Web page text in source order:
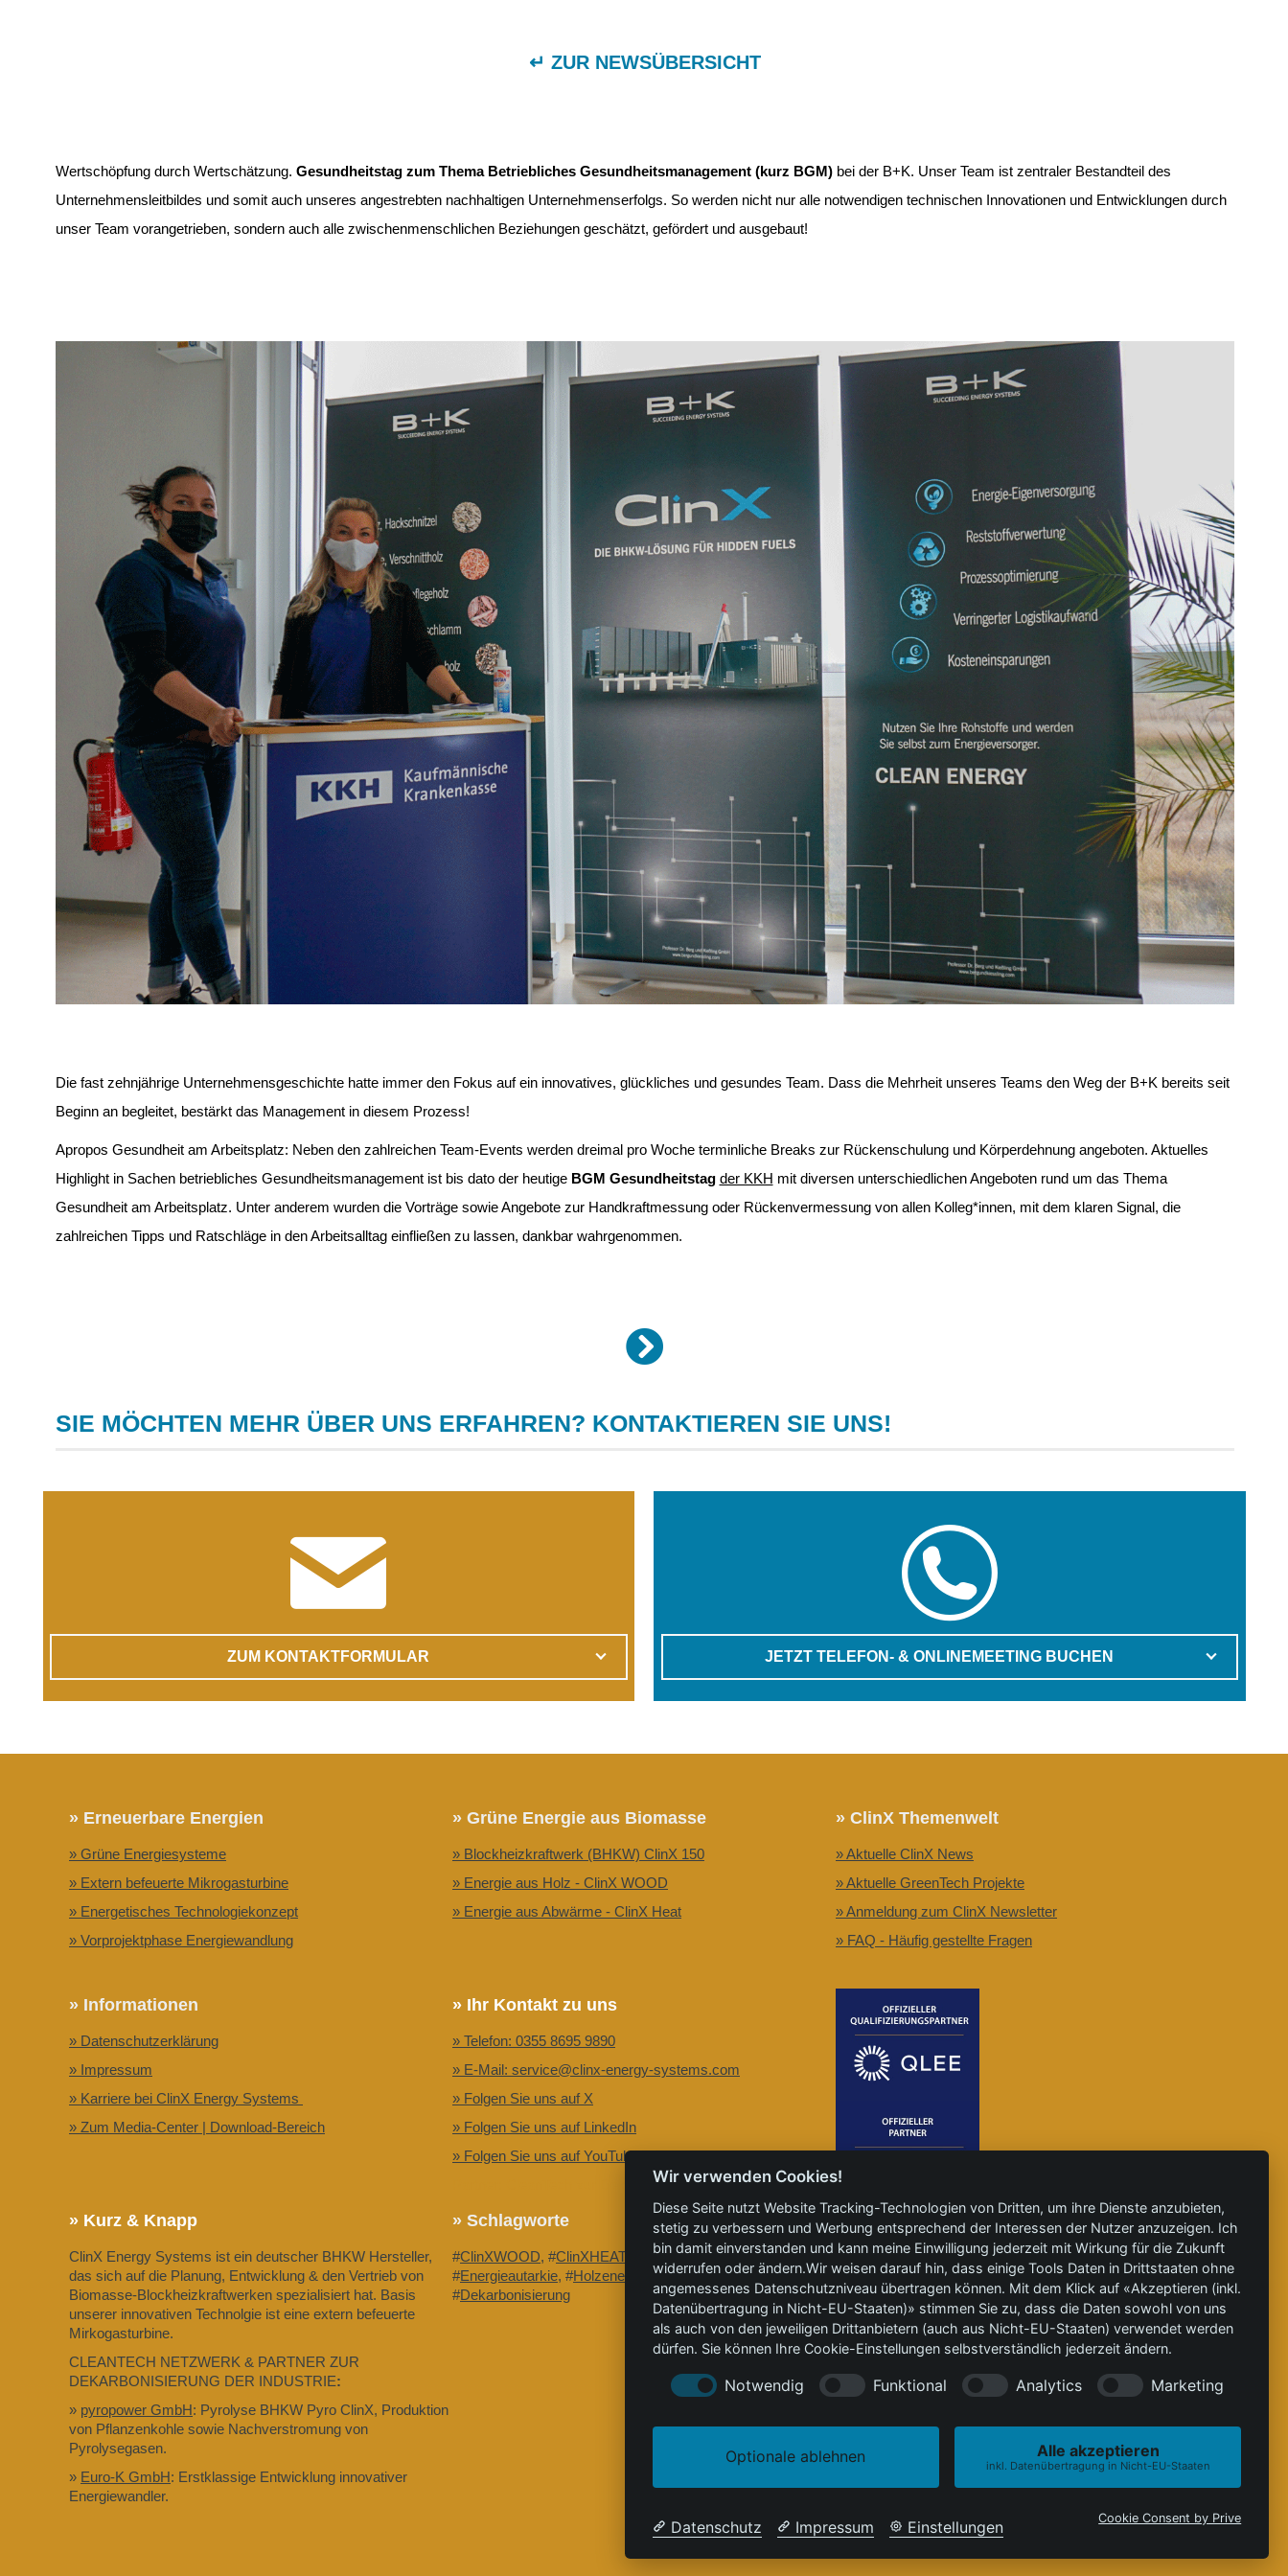
↵ ZUR NEWSÜBERSICHT
Wertschöpfung durch Wertschätzung. Gesundheitstag zum Thema Betriebliches Gesundheitsmanagement (kurz BGM) bei der B+K. Unser Team ist zentraler Bestandteil des
Unternehmensleitbildes und somit auch unseres angestrebten nachhaltigenUnternehmenserfolgs. So werden nicht nur alle notwendigen technischen Innovationen und Entwicklungen durch
unser Team vorangetrieben, sondernauch alle zwischenmenschlichen Beziehungen geschätzt, gefördert und ausgebaut!
Die fast zehnjährige Unternehmensgeschichte hatte immer den Fokus auf ein innovatives, glückliches und gesundes Team. Dass die Mehrheit unseres Teams den Weg der B+K bereits seit
Beginn an begleitet, bestärkt das Management in diesem Prozess!
Apropos Gesundheit am Arbeitsplatz: Neben den zahlreichen Team-Events werden dreimal pro Woche terminliche Breaks zur Rückenschulung und Körperdehnung angeboten. Aktuelles
Highlight in Sachen betriebliches Gesundheitsmanagement ist bis dato der heutige BGM Gesundheitstag der KKH mit diversen unterschiedlichen Angeboten rund um das Thema
Gesundheit am Arbeitsplatz. Unter anderem wurden die Vorträge sowie Angebote zur Handkraftmessung oder Rückenvermessung von allen Kolleg*innen, mit dem klaren Signal, die
zahlreichen Tipps und Ratschläge in den Arbeitsalltag einfließen zu lassen, dankbar wahrgenommen.
SIE MÖCHTEN MEHR ÜBER UNS ERFAHREN? KONTAKTIEREN SIE UNS!
ZUM KONTAKTFORMULAR JETZT TELEFON- & ONLINEMEETING BUCHEN
» Erneuerbare Energien
» Grüne Energiesysteme
» Extern befeuerte Mikrogasturbine
» Energetisches Technologiekonzept
» Vorprojektphase Energiewandlung
» Grüne Energie aus Biomasse
» Blockheizkraftwerk (BHKW) ClinX 150
» Energie aus Holz - ClinX WOOD
» Energie aus Abwärme - ClinX Heat
» ClinX Themenwelt
» Aktuelle ClinX News
» Aktuelle GreenTech Projekte
» Anmeldung zum ClinX Newsletter
» FAQ - Häufig gestellte Fragen
» Informationen
» Datenschutzerklärung
» Impressum
» Karriere bei ClinX Energy Systems
» Zum Media-Center | Download-Bereich
» Kurz & Knapp
ClinX Energy Systems ist ein deutscher BHKW Hersteller,
das sich auf die Planung, Entwicklung & den Vertrieb von
Biomasse-Blockheizkraftwerken spezialisiert hat. Basis
unserer innovativen Technolgie ist eine extern befeuerte
Mirkogasturbine.
CLEANTECH NETZWERK & PARTNER ZUR
DEKARBONISIERUNG DER INDUSTRIE:
» pyropower GmbH: Pyrolyse BHKW Pyro ClinX, Produktion
von Pflanzenkohle sowie Nachverstromung von
Pyrolysegasen.
» Euro-K GmbH: Erstklassige Entwicklung innovativer
Energiewandler.
» Ihr Kontakt zu uns
» Telefon: 0355 8695 9890
» E-Mail: service@clinx-energy-systems.com
» Folgen Sie uns auf X
» Folgen Sie uns auf LinkedIn
» Folgen Sie uns auf YouTube
Partner: CleanTech zur Dekarbonisierung.
» Schlagworte
#ClinXWOOD, #ClinXHEAT GrüneWärme,
#Energieautarkie, #Holzenergie , #Greenwashing
#Dekarbonisierung
Wir verwenden Cookies!
Diese Seite nutzt Website Tracking-Technologien von Dritten, um ihre Dienste anzubieten,
stetig zu verbessern und Werbung entsprechend der Interessen der Nutzer anzuzeigen. Ich
bin damit einverstanden und kann meine Einwilligung jederzeit mit Wirkung für die Zukunft
widerrufen oder ändern.Wir weisen darauf hin, dass einige Tools Daten in Drittstaaten ohne
angemessenes Datenschutzniveau übertragen können. Mit dem Klick auf «Akzeptieren (inkl.
Datenübertragung in Nicht-EU-Staaten)» stimmen Sie zu, dass die Daten sowohl von uns
als auch von den jeweiligen Drittanbietern (auch aus Nicht-EU-Staaten) verwendet werden
dürfen. Sie können Ihre Cookie-Einstellungen selbstverständlich jederzeit ändern.
Notwendig Funktional Analytics Marketing
Optionale ablehnen Alle akzeptieren
inkl. Datenübertragung in Nicht-EU-Staaten
Datenschutz Impressum Einstellungen Cookie Consent by Prive